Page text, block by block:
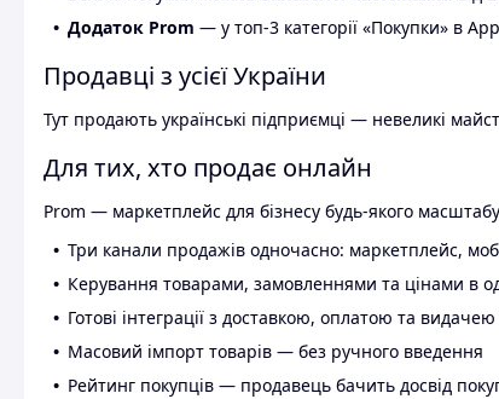
Додаток Prom — у топ-3 категорії «Покупки» в
Продавці з усієї України
Тут продають українські підприємці — невеликі
Для тих, хто продає онлайн
Prom — маркетплейс для бізнесу будь-якого
Три канали продажів одночасно: маркетплейс,
Керування товарами, замовленнями та цінами в
Готові інтеграції з доставкою, оплатою та видачею
Масовий імпорт товарів — без ручного введення
Рейтинг покупців — продавець бачить досвід